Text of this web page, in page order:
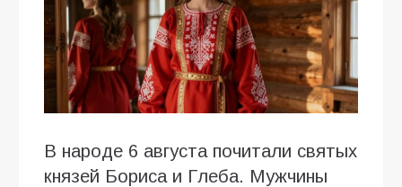
В народе 6 августа почитали святых
князей Бориса и Глеба. Мужчины